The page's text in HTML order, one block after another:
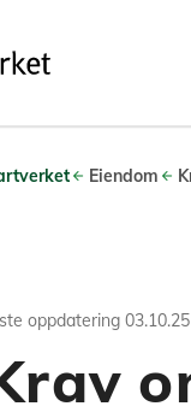
Eiendom
oppdatering 03.10.25